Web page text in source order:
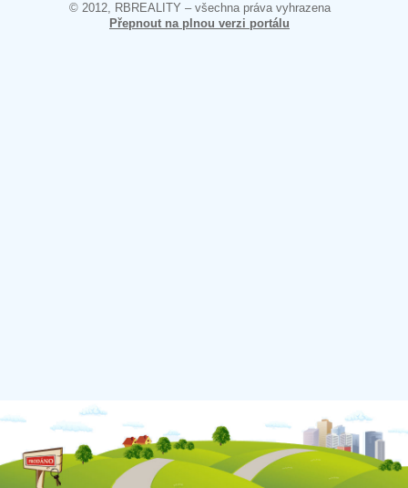
© 2012, RBREALITY – všechna práva vyhrazena
Přepnout na plnou verzi portálu